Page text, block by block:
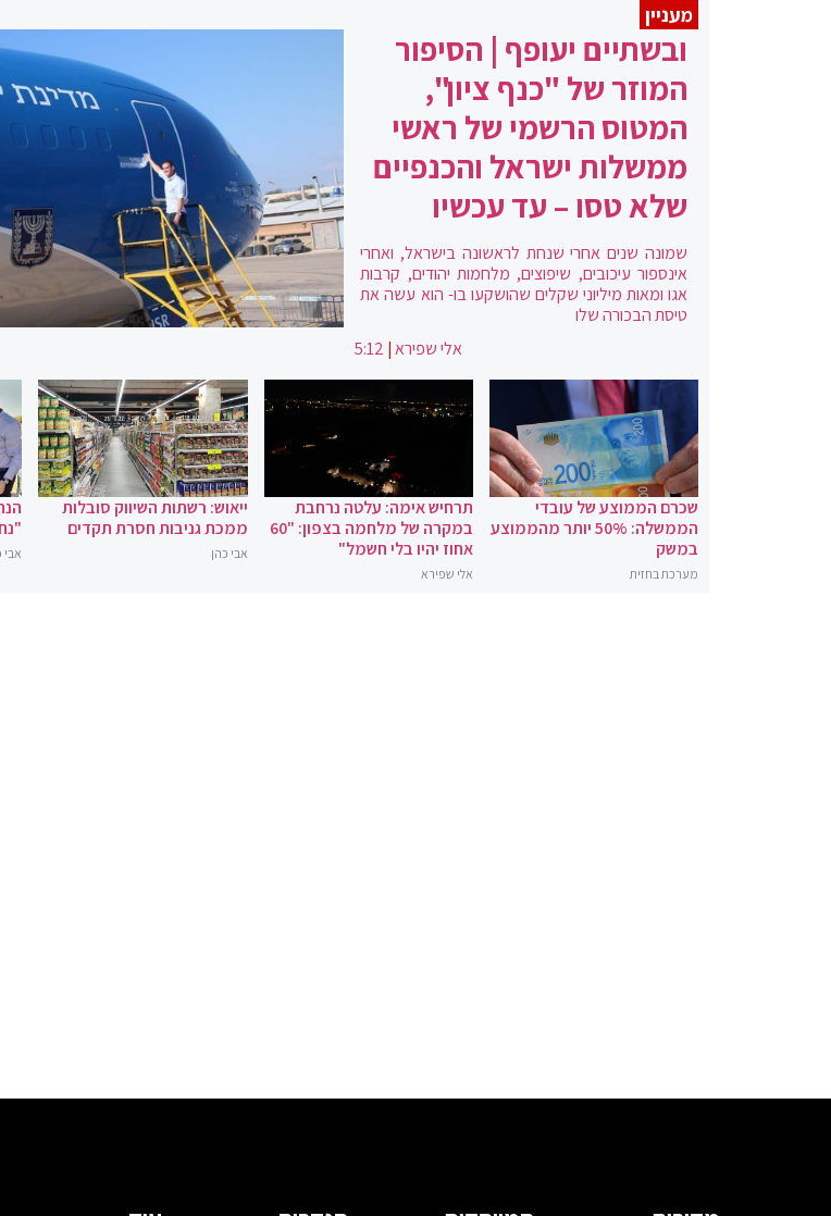
מעניין
ובשתיים יעופף | הסיפור
המוזר של "כנף ציון",
המטוס הרשמי של ראשי
ממשלות ישראל והכנפיים
שלא טסו – עד עכשיו
שמונה שנים אחרי שנחת לראשונה בישראל, ואחרי
אינספור עיכובים, שיפוצים, מלחמות יהודים, קרבות
אגו ומאות מיליוני שקלים שהושקעו בו- הוא עשה את
טיסת הבכורה שלו
אלי שפירא|
5:12
שכרם הממוצע של עובדי
הממשלה: 50% יותר מהממוצע
במשק
מערכת בחזית
תרחיש אימה: עלטה נרחבת
במקרה של מלחמה בצפון: "60
אחוז יהיו בלי חשמל"
אלי שפירא
ייאוש: רשתות השיווק סובלות
ממכת גניבות חסרת תקדים
אבי כהן אבי